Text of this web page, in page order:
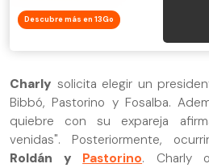
Descubre más en 13Go
Charly solicita elegir un
Bibbó, Pastorino y Fosalba.
quiebre con su expareja
venidas". Posteriormente,
Roldán y Pastorino. Charly